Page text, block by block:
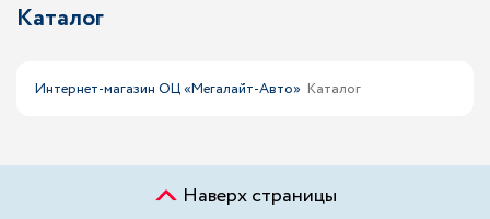
Каталог
Интернет-магазин ОЦ «Мегалайт-Авто» Каталог
Наверх страницы